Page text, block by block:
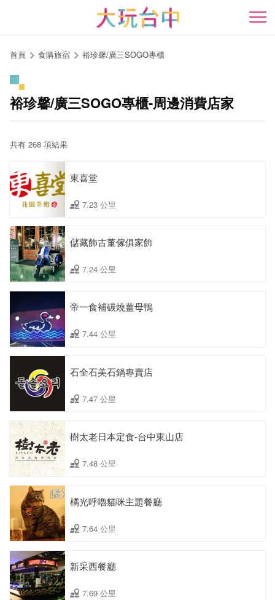
開
首頁 食購旅宿 裕珍馨/廣三SOGO專櫃
裕珍馨/廣三SOGO專櫃-周邊消費店家
共有 268 項結果
東喜堂
7.23 公里
儲藏飾古董傢俱家飾
7.24 公里
帝一食補碳燒薑母鴨
7.44 公里
石全石美石鍋專賣店
7.47 公里
樹太老日本定食-台中東山店
7.48 公里
橘光呼嚕貓咪主題餐廳
7.64 公里
新采西餐廳
7.69 公里